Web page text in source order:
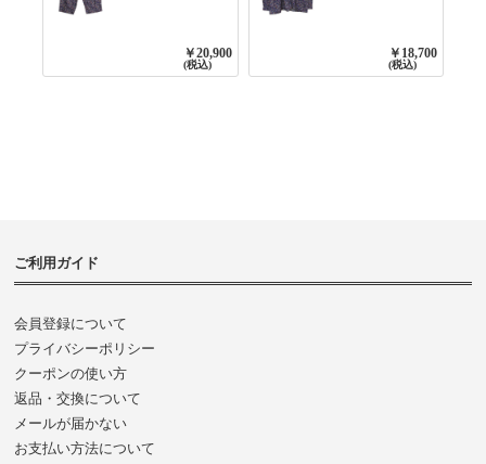
￥20,900
(税込)
3800NAVY BASE
￥18,700
(税込)
ご利用ガイド
会員登録について
プライバシーポリシー
クーポンの使い方
返品・交換について
メールが届かない
お支払い方法について